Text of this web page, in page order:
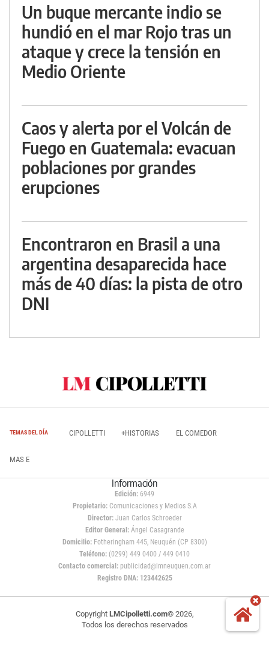
Un buque mercante indio se
hundió en el mar Rojo tras un
ataque y crece la tensión en
Medio Oriente
Caos y alerta por el Volcán de
Fuego en Guatemala: evacuan
poblaciones por grandes
erupciones
Encontraron en Brasil a una
argentina desaparecida hace
más de 40 días: la pista de otro
DNI
TEMAS DEL DÍA CIPOLLETTI +HISTORIAS EL COMEDOR
MAS E
Información
Edición: 6949
Propietario:Comunicaciones y Medios S.A
Director: Juan Carlos Schroeder
Editor General:Ángel Casagrande
Domicilio:Fotheringham 445, Neuquén (CP 8300)
Teléfono: (0299) 449 0400 / 449 0410
Contacto comercial: publicidad@lmneuquen.com.ar
Registro DNA: 123442625
Copyright LMCipolletti.com© 2026,
Todos los derechos reservados